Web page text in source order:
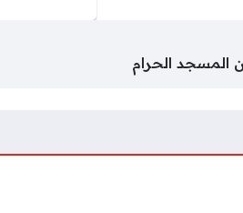
المسجد الحرام